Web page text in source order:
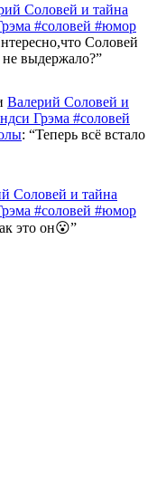
Соловей и тайна
#соловей #юмор
Соловей
выдержало?”
Валерий Соловей и
Грэма #соловей
: “Теперь всё встало
Соловей и тайна
#соловей #юмор
это он😮”